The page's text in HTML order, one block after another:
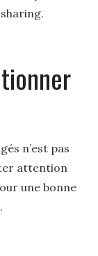
n’est pas
attention
une bonne